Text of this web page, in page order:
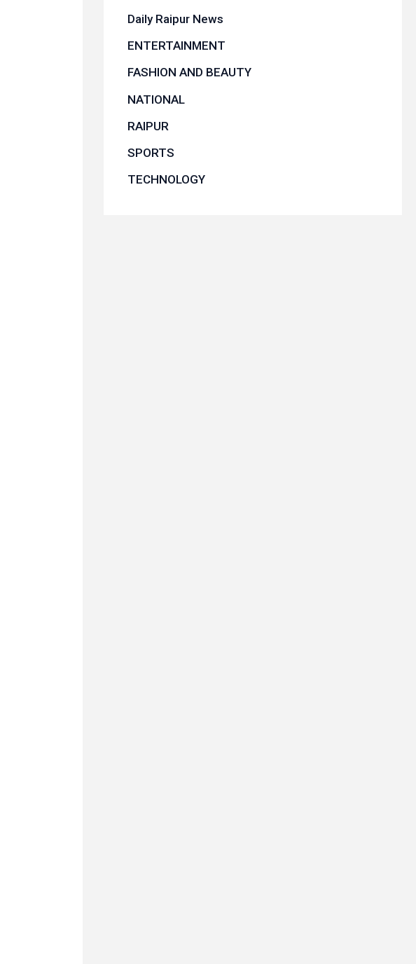
Daily Raipur News
ENTERTAINMENT
FASHION AND BEAUTY
NATIONAL
RAIPUR
SPORTS
TECHNOLOGY